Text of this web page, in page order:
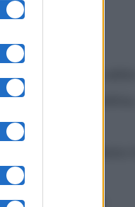
Domenica ha subito
era una bambina.
è stato
l’uomo. Dietro le
telecamere.
è rientrato ad